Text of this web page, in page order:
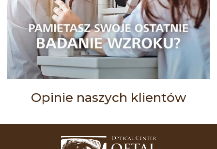
Opinie naszych klientów